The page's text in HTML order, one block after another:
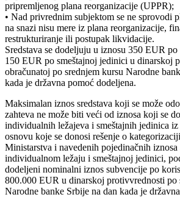
pripremljenog plana reorganizacije (UPPR);
• Nad privrednim subjektom se ne sprovodi
na snazi nisu mere iz plana reorganizacije,
restrukturiranje ili postupak likvidacije.
Sredstava se dodeljuju u iznosu 350 EUR
150 EUR po smeštajnoj jedinici u dinarskoj
obračunatoj po srednjem kursu Narodne
kada je državna pomoć dodeljena.
Maksimalan iznos sredstava koji se može
zahteva ne može biti veći od iznosa koji se
individualnih ležajeva i smeštajnih jedinica
osnovu koje se donosi rešenje o
Ministarstva i navedenih pojedinačnih
individualnom ležaju i smeštajnoj jedinici,
dodeljeni nominalni iznos subvencije po
800.000 EUR u dinarskoj protivvrednosti po
Narodne banke Srbije na dan kada je